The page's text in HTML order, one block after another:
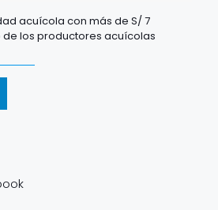
acuícola con más de S/ 7
los productores acuícolas